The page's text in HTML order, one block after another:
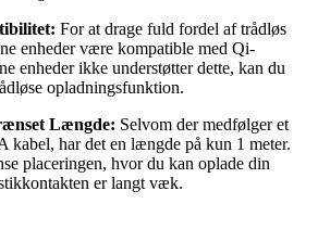
For at drage fuld fordel af trådløs
enheder være kompatible med Qi-
enheder ikke understøtter dette, kan du
opladningsfunktion.
Længde: Selvom der medfølger et
har det en længde på kun 1 meter.
placeringen, hvor du kan oplade din
er langt væk.